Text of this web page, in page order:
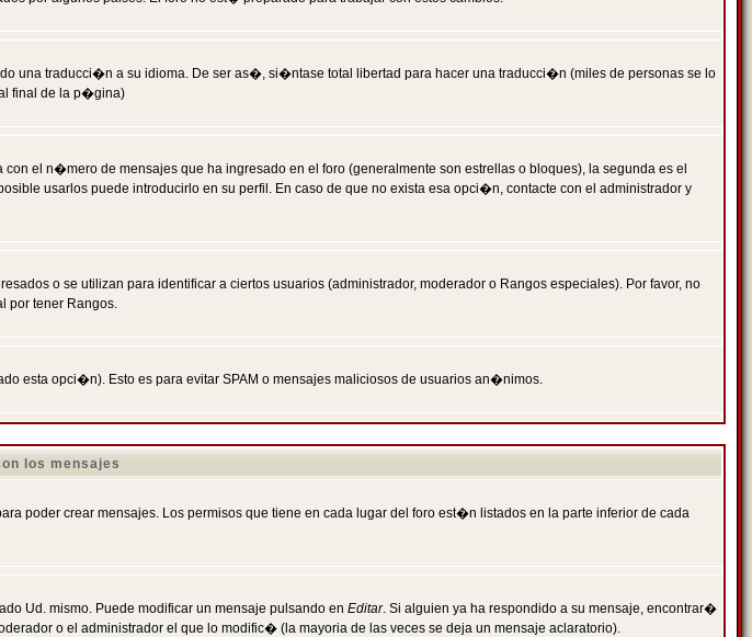
una traducci�n a su idioma. De ser as�, si�ntase total libertad para hacer una traducci�n (miles de personas se lo
final de la p�gina)
el n�mero de mensajes que ha ingresado en el foro (generalmente son estrellas o bloques), la segunda es el
usarlos puede introducirlo en su perfil. En caso de que no exista esa opci�n, contacte con el administrador y
o se utilizan para identificar a ciertos usuarios (administrador, moderador o Rangos especiales). Por favor, no
por tener Rangos.
esta opci�n). Esto es para evitar SPAM o mensajes maliciosos de usuarios an�nimos.
los mensajes
poder crear mensajes. Los permisos que tiene en cada lugar del foro est�n listados en la parte inferior de cada
Ud. mismo. Puede modificar un mensaje pulsando en Editar. Si alguien ya ha respondido a su mensaje, encontrar�
o el administrador el que lo modific� (la mayoria de las veces se deja un mensaje aclaratorio).